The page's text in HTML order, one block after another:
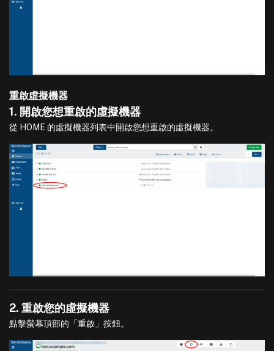
重啟虛擬機器
1. 開啟您想重啟的虛擬機器
從 HOME 的虛擬機器列表中開啟您想重啟的虛擬機器。
2. 重啟您的虛擬機器
點擊螢幕頂部的「重啟」按鈕。